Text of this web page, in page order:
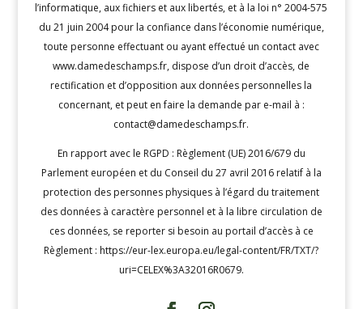
l’informatique, aux fichiers et aux libertés, et à la loi n° 2004-575
du 21 juin 2004 pour la confiance dans l’économie numérique,
toute personne effectuant ou ayant effectué un contact avec
www.damedeschamps.fr, dispose d’un droit d’accès, de
rectification et d’opposition aux données personnelles la
concernant, et peut en faire la demande par e-mail à :
contact@damedeschamps.fr.
En rapport avec le RGPD : Règlement (UE) 2016/679 du
Parlement européen et du Conseil du 27 avril 2016 relatif à la
protection des personnes physiques à l’égard du traitement
des données à caractère personnel et à la libre circulation de
ces données, se reporter si besoin au portail d’accès à ce
Règlement : https://eur-lex.europa.eu/legal-content/FR/TXT/?
uri=CELEX%3A32016R0679.